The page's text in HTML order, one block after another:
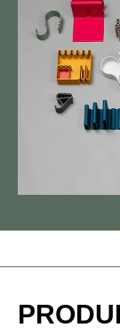
Light grey
Ochre